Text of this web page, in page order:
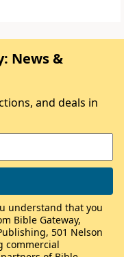
News &
and deals in
understand that you
Bible Gateway,
501 Nelson
commercial